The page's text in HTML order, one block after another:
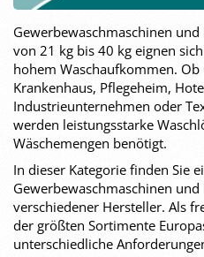
Gewerbewaschmaschinen
von 21 kg bis 40 kg eignen
hohem Waschaufkommen. Ob
Krankenhaus, Pflegeheim,
Industrieunternehmen oder
werden leistungsstarke
Wäschemengen benötigt.
In dieser Kategorie finden Sie
Gewerbewaschmaschinen
verschiedener Hersteller. Als
der größten Sortimente
unterschiedliche